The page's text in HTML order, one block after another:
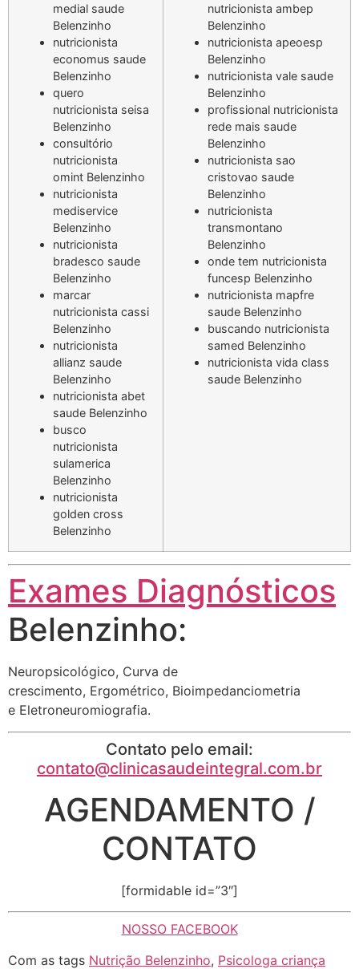
medial saude
Belenzinho
nutricionista
economus saude
Belenzinho
quero
nutricionista seisa
Belenzinho
consultório
nutricionista
omint Belenzinho
nutricionista
mediservice
Belenzinho
nutricionista
bradesco saude
Belenzinho
marcar
nutricionista cassi
Belenzinho
nutricionista
allianz saude
Belenzinho
nutricionista abet
saude Belenzinho
busco
nutricionista
sulamerica
Belenzinho
nutricionista
golden cross
Belenzinho
nutricionista ambep
Belenzinho
nutricionista apeoesp
Belenzinho
nutricionista vale saude
Belenzinho
profissional nutricionista
rede mais saude
Belenzinho
nutricionista sao
cristovao saude
Belenzinho
nutricionista
transmontano
Belenzinho
onde tem nutricionista
funcesp Belenzinho
nutricionista mapfre
saude Belenzinho
buscando nutricionista
samed Belenzinho
nutricionista vida class
saude Belenzinho
Exames Diagnósticos
Belenzinho:
Neuropsicológico, Curva de
crescimento, Ergométrico, Bioimpedanciometria
e Eletroneuromiografia.
Contato pelo email:
contato@clinicasaudeintegral.com.br
AGENDAMENTO /
CONTATO
[formidable id=”3″]
NOSSO FACEBOOK
Com as tags Nutrição Belenzinho, Psicologa criança